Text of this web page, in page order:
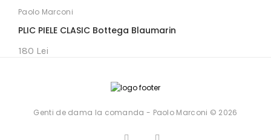
Paolo Marconi
PLIC PIELE CLASIC Bottega Blaumarin
180 Lei
Genti de dama la comanda - Paolo Marconi © 2026